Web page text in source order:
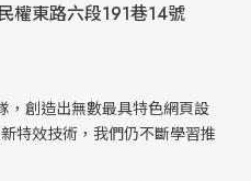
權東路六段191巷14號
，創造出無數最具特色網頁設
特效技術，我們仍不斷學習推